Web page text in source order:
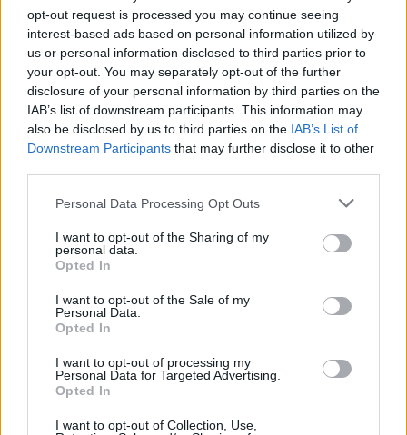
opt-out request is processed you may continue seeing
interest-based ads based on personal information utilized by
us or personal information disclosed to third parties prior to
your opt-out. You may separately opt-out of the further
disclosure of your personal information by third parties on the
IAB’s list of downstream participants. This information may
also be disclosed by us to third parties on the IAB’s List of
Downstream Participants that may further disclose it to other
Please note that this website/app uses one or more Google
not limited to your visit or usage behaviour. You may click to
grant or deny consent to Google and its third-party tags to
use your data for below specified purposes in below Google
consent section.
Personal Data Processing Opt Outs
I want to opt-out of the Sharing of my
personal data.
Opted In
I want to opt-out of the Sale of my
Personal Data.
Opted In
I want to opt-out of processing my
Personal Data for Targeted Advertising.
Opted In
I want to opt-out of Collection, Use,
•Είναι πατέρας δύο παιδιών.
•Εξασκεί με μεγάλη εμπειρία το επάγγελμα του χειρουργού
ορθοπεδικού και ειδικεύεται στα χειρουργεία γονάτων,
ισχύων και άκρο ποδός.
Κάνε κλικ και δες περισσότεροemakedonia.gr
αναζήτηση τηςGoogle
Πρόσθεσέ το στην
ΘΕΣΣΑΛΟΝΙΚΗ